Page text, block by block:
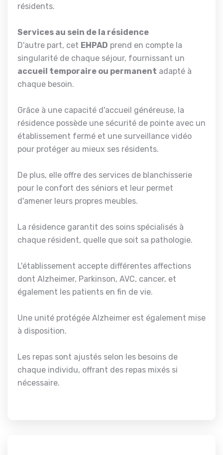
résidents.
Services au sein de la résidence
D'autre part, cet EHPAD prend en compte la
singularité de chaque séjour, fournissant un
accueil temporaire ou permanent adapté à
chaque besoin.
Grâce à une capacité d'accueil généreuse, la
résidence possède une sécurité de pointe avec un
établissement fermé et une surveillance vidéo
pour protéger au mieux ses résidents.
De plus, elle offre des services de blanchisserie
pour le confort des séniors et leur permet
d'amener leurs propres meubles.
La résidence garantit des soins spécialisés à
chaque résident, quelle que soit sa pathologie.
L'établissement accepte différentes affections
dont Alzheimer, Parkinson, AVC, cancer, et
également les patients en fin de vie.
Une unité protégée Alzheimer est également mise
à disposition.
Les repas sont ajustés selon les besoins de
chaque individu, offrant des repas mixés si
nécessaire.